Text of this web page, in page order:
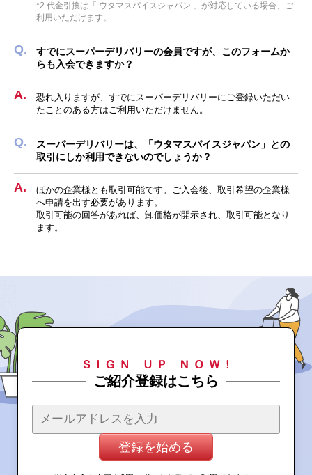
*2 代金引換は「 ウタマスパイスジャパン 」が対応している場合、ご
利用いただけます。
すでにスーパーデリバリーの会員ですが、このフォームか
らも入会できますか？
恐れ入りますが、すでにスーパーデリバリーにご登録いただい
たことのある方はご利用いただけません。
スーパーデリバリーは、「ウタマスパイスジャパン」との
取引にしか利用できないのでしょうか？
ほかの企業様とも取引可能です。ご入会後、取引希望の企業様
へ申請を出す必要があります。
取引可能の回答があれば、卸価格が開示され、取引可能となり
ます。
ご紹介登録はこちら
登録を始める